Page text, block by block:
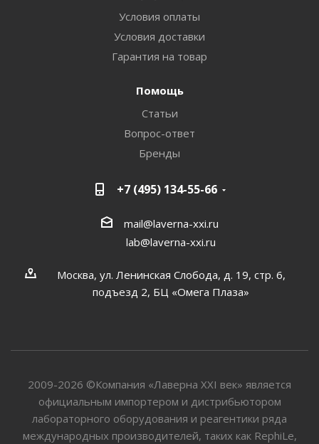
Условия оплаты
Условия доставки
Гарантия на товар
Помощь
Статьи
Вопрос-ответ
Бренды
+7 (495) 134-55-66
mail@laverna-xxi.ru
lab@laverna-xxi.ru
Москва, ул. Ленинская Слобода, д. 19, стр. 6,
подъезд 2, БЦ «Омега Плаза»
2009-2026 ©Компания «Лаверна XXI век» является
официальным импортером и дистрибьютором
лабораторного оборудования и реагентики ряда
международных производителей, таких как RephiLe,